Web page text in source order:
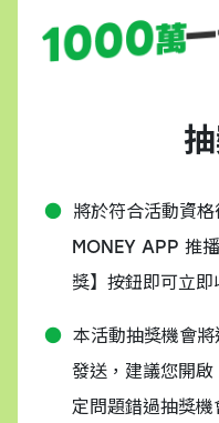
將於符合活動資
MONEY APP 推
獎】按鈕即可立即
本活動抽獎機會
發送，建議您開
定問題錯過抽獎機